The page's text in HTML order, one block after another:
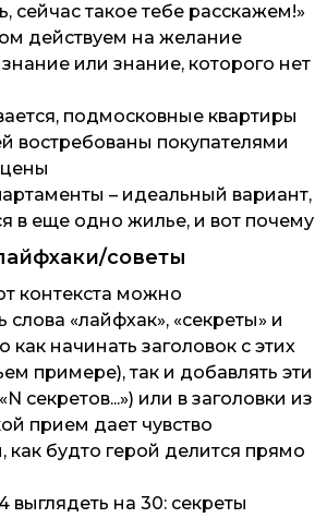
сейчас такое тебе расскажем!»
действуем на желание
или знание, которого нет
подмосковные квартиры
востребованы покупателями
– идеальный вариант,
в еще одно жилье, и вот почему
советы
контекста можно
«лайфхак», «секреты» и
как начинать заголовок с этих
примере), так и добавлять эти
секретов...») или в заголовки из
прием дает чувство
как будто герой делится прямо
выглядеть на 30: секреты